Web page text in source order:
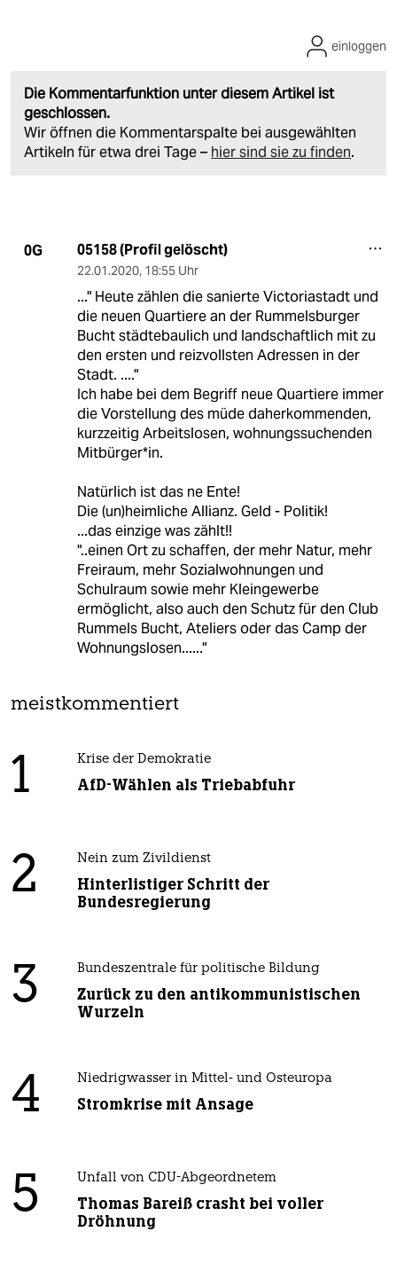
Die Kommentarfunktion unter diesem Artikel ist
geschlossen.
Wir öffnen die Kommentarspalte bei ausgewählten
Artikeln für etwa drei Tage – hier sind sie zu finden.
einloggen
0G 05158 (Profil gelöscht)
22.01.2020, 18:55 Uhr
..." Heute zählen die sanierte Victoriastadt und
die neuen Quartiere an der Rummelsburger
Bucht städtebaulich und landschaftlich mit zu
den ersten und reizvollsten Adressen in der
Stadt. ...."
Ich habe bei dem Begriff neue Quartiere immer
die Vorstellung des müde daherkommenden,
kurzzeitig Arbeitslosen, wohnungssuchenden
Mitbürger*in.
Natürlich ist das ne Ente!
Die (un)heimliche Allianz. Geld - Politik!
...das einzige was zählt!!
"..einen Ort zu schaffen, der mehr Natur, mehr
Freiraum, mehr Sozialwohnungen und
Schulraum sowie mehr Kleingewerbe
ermöglicht, also auch den Schutz für den Club
Rummels Bucht, Ateliers oder das Camp der
Wohnungslosen......"
meistkommentiert
1 Krise der Demokratie
AfD-Wählen als Triebabfuhr
2 Nein zum Zivildienst
Hinterlistiger Schritt der
Bundesregierung
3 Bundeszentrale für politische Bildung
Zurück zu den antikommunistischen
Wurzeln
4 Niedrigwasser in Mittel- und Osteuropa
Stromkrise mit Ansage
5 Unfall von CDU-Abgeordnetem
Thomas Bareiß crasht bei voller
Dröhnung